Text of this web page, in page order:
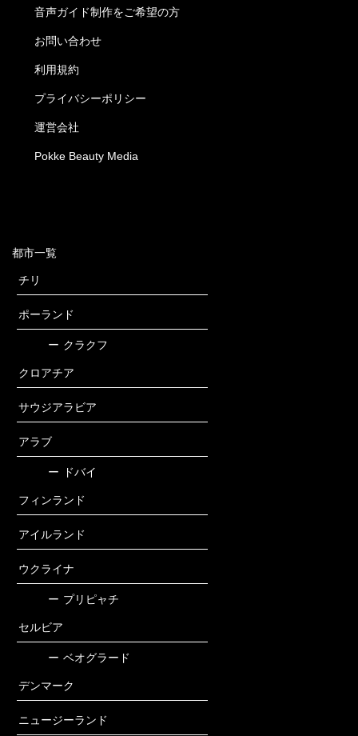
音声ガイド制作をご希望の方
お問い合わせ
利用規約
プライバシーポリシー
運営会社
Pokke Beauty Media
都市一覧
チリ
ポーランド
ー クラクフ
クロアチア
サウジアラビア
アラブ
ー ドバイ
フィンランド
アイルランド
ウクライナ
ー プリピャチ
セルビア
ー ベオグラード
デンマーク
ニュージーランド